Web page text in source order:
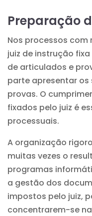
Preparação
Nos processos
juiz de instrução
de articulados e
parte apresentar os
provas. O
fixados pelo juiz é
processuais.
A organização
muitas vezes o
programas
a gestão dos
impostos pelo juiz,
concentrarem-se